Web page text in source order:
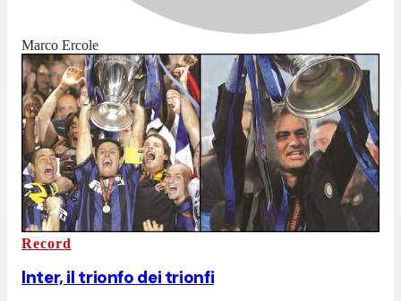
Marco Ercole
Record
Inter, il trionfo dei trionfi